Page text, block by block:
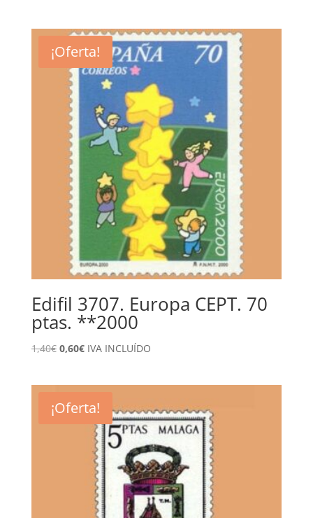
era:
0,20€.
es:
0,05€.
¡Oferta!
Edifil 3707. Europa CEPT. 70
ptas. **2000
1,40€ El
1,40€.
0,60€El
0,60€.
IVA INCLUÍDO
¡Oferta!